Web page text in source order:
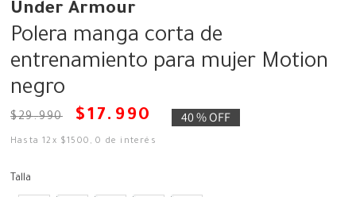
Under Armour
Polera manga corta de
entrenamiento para mujer Motion
negro
$29.990 $17. 990 40 %OFF
Hasta12 x $1500 ,0 de interés
Talla